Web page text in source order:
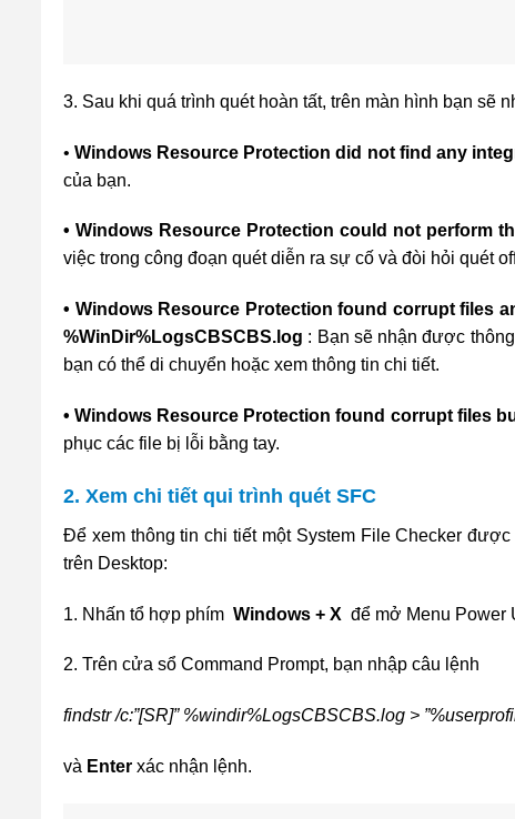
3. Sau khi quá trình quét hoàn tất, trên màn hình bạn sẽ
•Windows Resource Protection did not find any
của bạn.
• Windows Resource Protection could not perform
việc trong công đoạn quét diễn ra sự cố và đòi hỏi quét
• Windows Resource Protection found corrupt files
%WinDir%LogsCBSCBS.log : Bạn sẽ nhận được
bạn có thể di chuyển hoặc xem thông tin chi tiết.
• Windows Resource Protection found corrupt files
phục các file bị lỗi bằng tay.
2. Xem chi tiết qui trình quét SFC
Để xem thông tin chi tiết một System File Checker
trên Desktop:
1. Nhấn tổ hợp phím Windows + X để mở Menu Power
2. Trên cửa sổ Command Prompt, bạn nhập câu lệnh
findstr /c:”[SR]” %windir%LogsCBSCBS.log >
và Enter xác nhận lệnh.